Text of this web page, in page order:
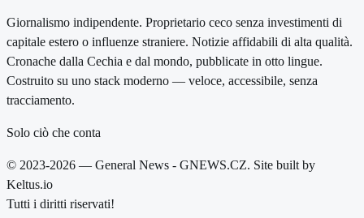
Giornalismo indipendente. Proprietario ceco senza investimenti di
capitale estero o influenze straniere. Notizie affidabili di alta qualità.
Cronache dalla Cechia e dal mondo, pubblicate in otto lingue.
Costruito su uno stack moderno — veloce, accessibile, senza
tracciamento.
Solo ciò che conta
© 2023-2026 — General News - GNEWS.CZ. Site built by
Keltus.io
Tutti i diritti riservati!